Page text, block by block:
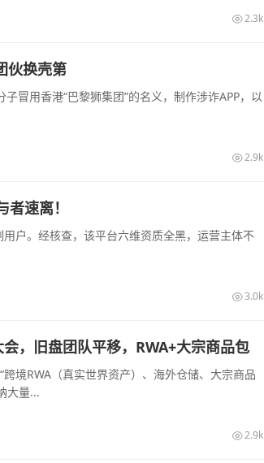
2.3k
伙换壳第
冒用香港“巴黎狮集团”的名义，制作涉诈APP，以
2.9k
速离！
户。经核查，该平台六维资质全黑，运营主体不
3.0k
，旧盘团队平移，RWA+大宗商品包
境RWA（真实世界资产）、海外仓储、大宗商品
大量...
2.9k